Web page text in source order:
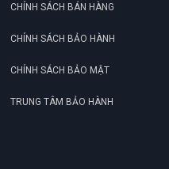
CHÍNH SÁCH BÁN HÀNG
CHÍNH SÁCH BẢO HÀNH
CHÍNH SÁCH BẢO MẬT
TRUNG TÂM BẢO HÀNH